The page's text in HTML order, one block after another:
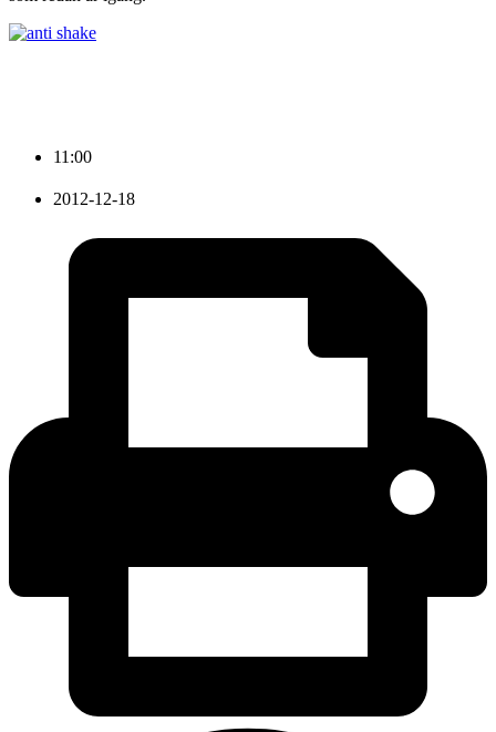
11:00
2012-12-18